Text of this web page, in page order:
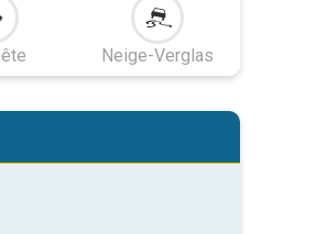
Neige-Verglas